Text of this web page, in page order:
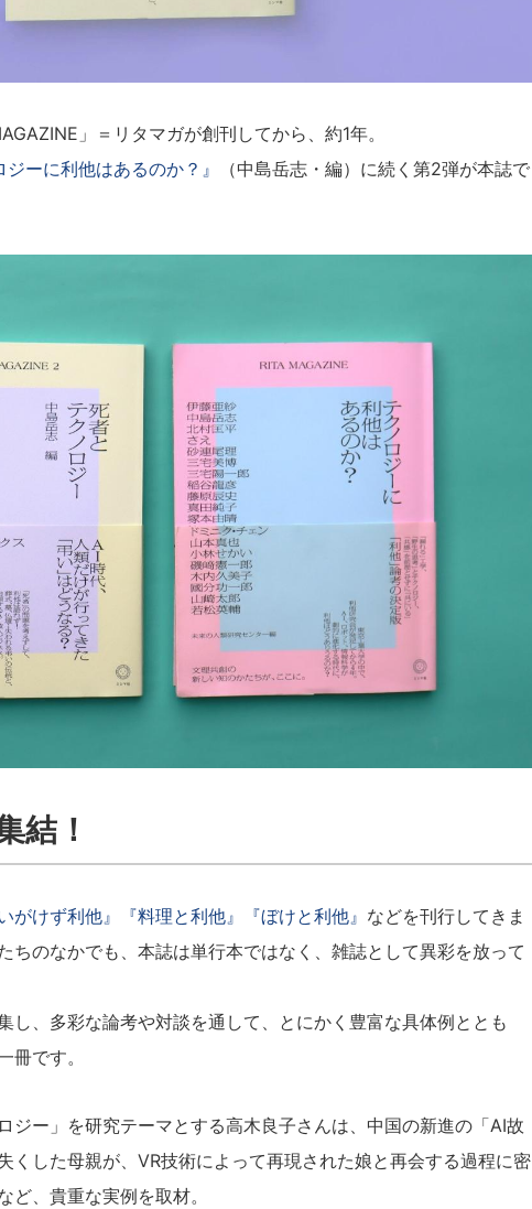
」＝リタマガが創刊してから、約1年。
ーに利他はあるのか？』
（中島岳志・編）に続く第2弾が本誌で
結！
がけず利他』 『料理と利他』 『ぼけと利他』 などを刊行してきま
ちのなかでも、本誌は単行本ではなく、雑誌として異彩を放って
し、多彩な論考や対談を通して、とにかく豊富な具体例ととも
冊です。
ジー」を研究テーマとする高木良子さんは、中国の新進の「AI故
くした母親が、VR技術によって再現された娘と再会する過程に密
ど、貴重な実例を取材。